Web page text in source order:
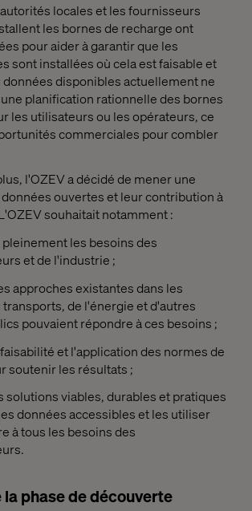
locales et les fournisseurs
les bornes de recharge ont
pour aider à garantir que les
sont installées où cela est faisable et
données disponibles actuellement ne
planification rationnelle des bornes
les utilisateurs ou les opérateurs, ce
commerciales pour combler
l'OZEV a décidé de mener une
ouvertes et leur contribution à
souhaitait notamment :
les besoins des
et de l'industrie ;
approches existantes dans les
de l'énergie et d'autres
pouvaient répondre à ces besoins ;
et l'application des normes de
soutenir les résultats ;
solutions viables, durables et pratiques
données accessibles et les utiliser
à tous les besoins des
la phase de découverte